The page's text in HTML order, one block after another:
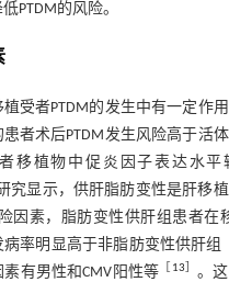
PTDM的风险。
受者PTDM的发生中有一定作
者术后PTDM发生风险高于活
移植物中促炎因子表达水平
究显示，供肝脂肪变性是肝移
因素，脂肪变性供肝组患者在
病率明显高于非脂肪变性供肝组
有男性和CMV阳性等
13
。